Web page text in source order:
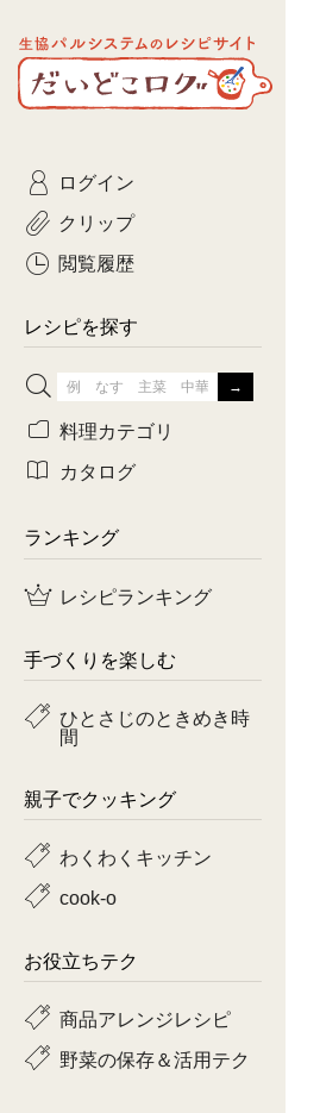
生協パルシステムのレシピ
サイト
だいどこログ
ログイン
クリップ
閲覧履歴
レシピを探す
料理カテゴリ
カタログ
ランキング
レシピランキング
手づくりを楽しむ
ひとさじのときめき時
間
親子でクッキング
わくわくキッチン
cook-o
お役立ちテク
商品アレンジレシピ
野菜の保存＆活用テク